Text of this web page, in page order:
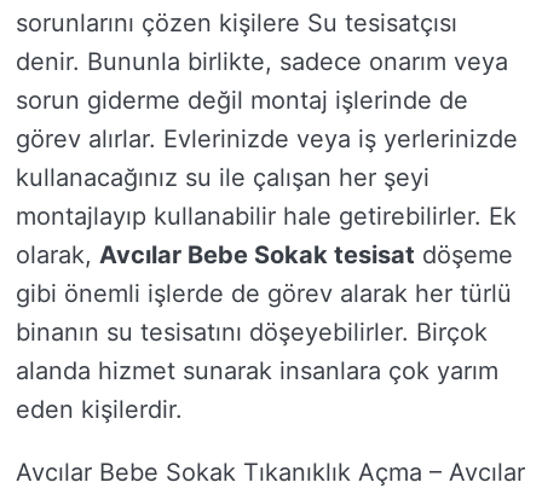
sorunlarını çözen kişilere Su tesisatçısı
denir. Bununla birlikte, sadece onarım veya
sorun giderme değil montaj işlerinde de
görev alırlar. Evlerinizde veya iş yerlerinizde
kullanacağınız su ile çalışan her şeyi
montajlayıp kullanabilir hale getirebilirler. Ek
olarak, Avcılar Bebe Sokak tesisat döşeme
gibi önemli işlerde de görev alarak her türlü
binanın su tesisatını döşeyebilirler. Birçok
alanda hizmet sunarak insanlara çok yarım
eden kişilerdir.
Avcılar Bebe Sokak Tıkanıklık Açma – Avcılar